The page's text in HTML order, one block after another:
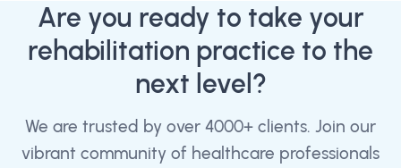
Are you ready to take your
rehabilitation practice to the
next level?
We are trusted by over 4000+ clients. Join our
vibrant community of healthcare professionals